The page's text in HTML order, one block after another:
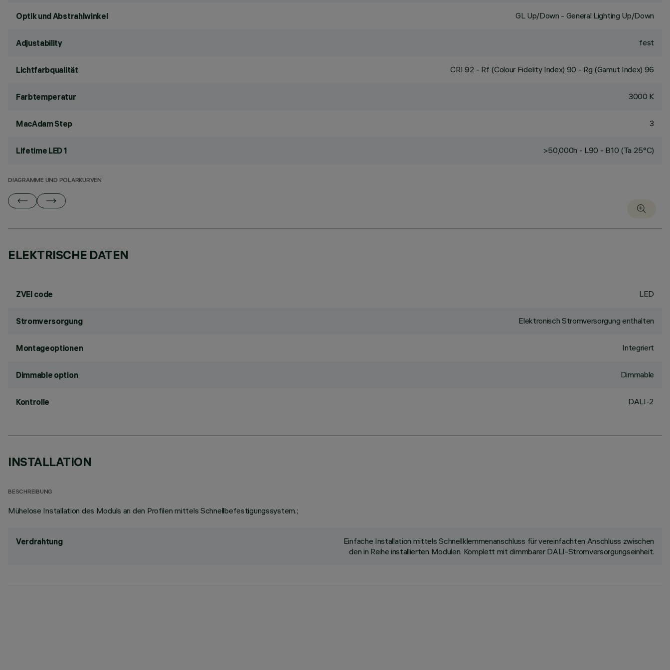
Optik und Abstrahlwinkel GL Up/Down - General Lighting Up/Down
Adjustability fest
Lichtfarbqualität CRI 92 - Rf (Colour Fidelity Index) 90 - Rg (Gamut Index) 96
Farbtemperatur 3000 K
MacAdam Step 3
Lifetime LED 1 >50,000h - L90 - B10 (Ta 25°C)
DIAGRAMME UND POLARKURVEN
ELEKTRISCHE DATEN
ZVEI code LED
Stromversorgung Elektronisch Stromversorgung enthalten
Montageoptionen Integriert
Dimmable option Dimmable
Kontrolle DALI-2
INSTALLATION
BESCHREIBUNG
Mühelose Installation des Moduls an den Profilen mittels Schnellbefestigungssystem.;
Verdrahtung
Einfache Installation mittels Schnellklemmenanschluss für vereinfachten Anschluss zwischen
den in Reihe installierten Modulen. Komplett mit dimmbarer DALI-Stromversorgungseinheit.